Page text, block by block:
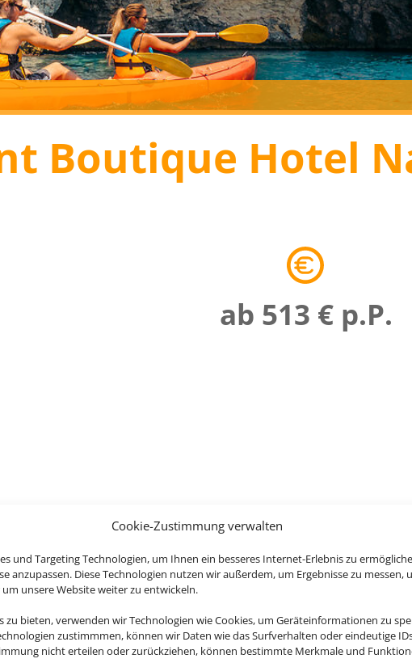
Cookie-Zustimmung verwalten
und Targeting Technologien, um Ihnen ein besseres Internet-Erlebnis zu
anzupassen. Diese Technologien nutzen wir außerdem, um Ergebnisse zu messen,
unsere Website weiter zu entwickeln.
zu bieten, verwenden wir Technologien wie Cookies, um Geräteinformationen zu
zustimmmen, können wir Daten wie das Surfverhalten oder eindeutige
nicht erteilen oder zurückziehen, können bestimmte Merkmale und
Boutique Hotel
ab 513 € p.P.